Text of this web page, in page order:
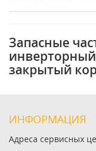
Запасные
инверторный
закрытый
ИНФОРМАЦИЯ
Адреса сервисных